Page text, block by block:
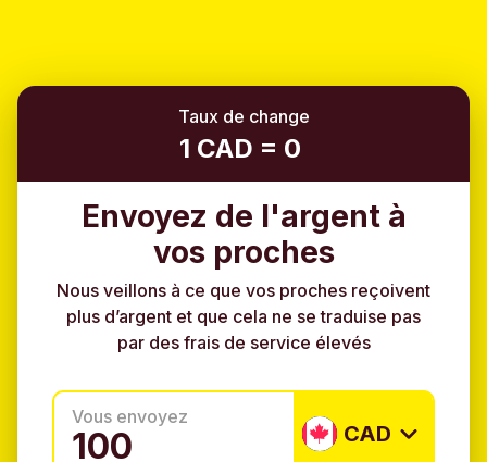
Taux de change
1 CAD = 0
Envoyez de l'argent à
vos proches
Nous veillons à ce que vos proches reçoivent
plus d’argent et que cela ne se traduise pas
par des frais de service élevés
Vous envoyez
CAD